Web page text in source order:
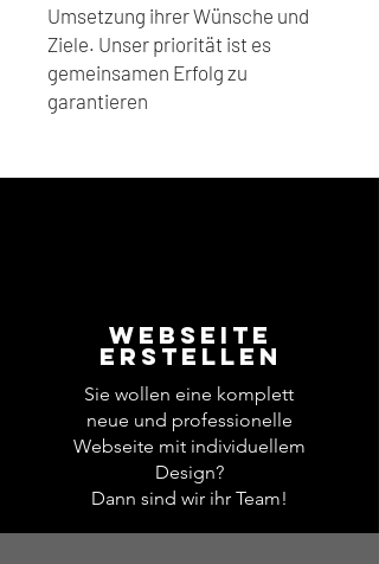
Umsetzung ihrer Wünsche und
Ziele. Unser priorität ist es
gemeinsamen Erfolg zu
garantieren
Webseite
erstellen
Sie wollen eine komplett
neue und professionelle
Webseite mit individuellem
Design?
Dann sind wir ihr Team!